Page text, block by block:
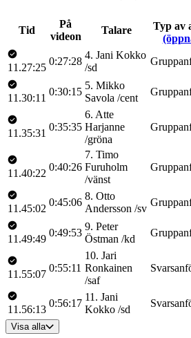
Tid
På
videon
Talare
Typ av
11.27:25
0:27:28
4. Jani Kokko
/sd
11.30:11
0:30:15
5. Mikko
Savola /cent
11.35:31
0:35:35
6. Atte
Harjanne
/gröna
11.40:22
0:40:26
7. Timo
Furuholm
/vänst
11.45:02
0:45:06
8. Otto
Andersson /sv
11.49:49
0:49:53
9. Peter
Östman /kd
11.55:07
0:55:11
10. Jari
Ronkainen
/saf
11.56:13
0:56:17
11 . Jani
Kokko /sd
Visa alla